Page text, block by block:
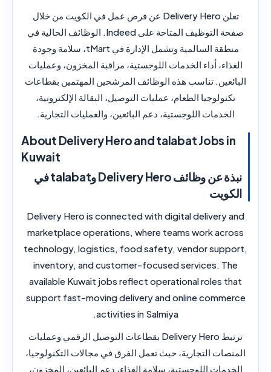
تعلن Delivery Hero عن فرص عمل في الكويت من خلال
صفحة التوظيف المتاحة على Indeed. الوظائف الحالية في
منطقة السالمية وتشمل الإدارة في tMart، سلامة وجودة
الغذاء، أداء الخدمات اللوجستية، مراقبة المخزون، وعمليات
البائعين. تناسب هذه الوظائف المرشحين المهتمين بقطاعات
تكنولوجيا الطعام، عمليات التوصيل، البقالة الإلكترونية،
الخدمات اللوجستية، دعم البائعين، والعمليات التجارية.
About Delivery Hero and talabat Jobs in
Kuwait
نبذة عن وظائف Delivery Hero وtalabat في
الكويت
Delivery Hero is connected with digital delivery and
marketplace operations, where teams work across
technology, logistics, food safety, vendor support,
inventory, and customer-focused services. The
available Kuwait jobs reflect operational roles that
support fast-moving delivery and online commerce
activities in Salmiya.
ترتبط Delivery Hero بقطاعات التوصيل الرقمي وعمليات
المنصات التجارية، حيث تعمل الفرق في مجالات التكنولوجيا،
الخدمات اللوجستية، سلامة الغذاء، دعم البائعين، المخزون،